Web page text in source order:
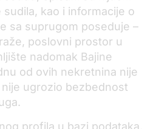
kao i informacije o
sa suprugom poseduje –
poslovni prostor u
nadomak Bajine
od ovih nekretnina nije
ugrozio bezbednost
profila u bazi podataka,